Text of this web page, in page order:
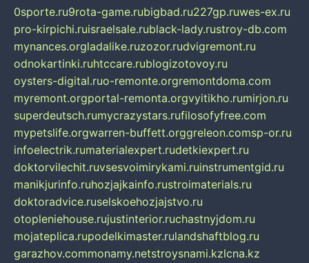
0sporte.ru9rota-game.rubigbad.ru227gp.ruwes-ex.ru
pro-kirpichi.ruisraelsale.rublack-lady.rustroy-db.com
mynances.orgladalike.ruzozor.rudvigremont.ru
odnokartinki.ruhtccare.rublogizotovoy.ru
oysters-digital.ruo-remonte.orgremontdoma.com
myremont.orgportal-remonta.orgvyitikho.rumirjon.ru
superdeutsch.rumycrazystars.rufilosofyfree.com
mypetslife.orgwarren-buffett.orggreleon.comsp-or.ru
infoelectrik.rumaterialexpert.rudetkiexpert.ru
doktorvilechit.ruvsesvoimirykami.ruinstrumentgid.ru
manikjurinfo.ruhozjajkainfo.rustroimaterials.ru
doktoradvice.ruselskoehozjajstvo.ru
otopleniehouse.rujustinterior.ruchastnyjdom.ru
mojateplica.rupodelkimaster.rulandshaftblog.ru
garazhov.commonamy.netstroysnami.kzlcna.kz